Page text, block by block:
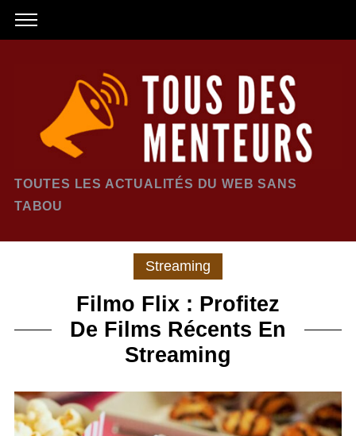
TOUTES LES ACTUALITÉS DU WEB SANS
TABOU
Streaming
Filmo Flix : Profitez
De Films Récents En
Streaming